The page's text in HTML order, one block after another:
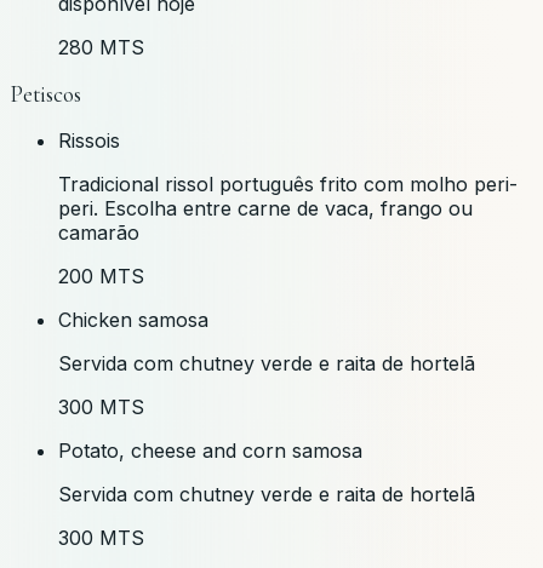
280 MTS
Petiscos
Rissois
Tradicional rissol português frito com molho peri-
peri. Escolha entre carne de vaca, frango ou
camarão
200 MTS
Chicken samosa
Servida com chutney verde e raita de hortelã
300 MTS
Potato, cheese and corn samosa
Servida com chutney verde e raita de hortelã
300 MTS